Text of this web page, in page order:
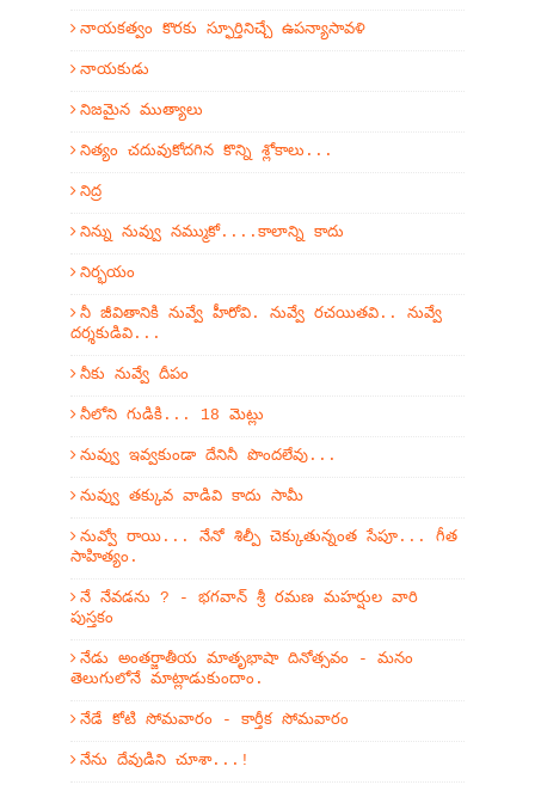
నాయకత్వం కొరకు స్ఫూర్తినిచ్చే ఉపన్యాసావళి
నాయకుడు
నిజమైన ముత్యాలు
నిత్యం చదువుకోదగిన కొన్ని శ్లోకాలు...
నిద్ర
నిన్ను నువ్వు నమ్ముకో....కాలాన్ని కాదు
నిర్భయం
నీ జీవితానికి నువ్వే హీరోవి. నువ్వే రచయితవి.. నువ్వే
దర్శకుడివి...
నీకు నువ్వే దీపం
నీలోని గుడికి... 18 మెట్లు
నువ్వు ఇవ్వకుండా దేనినీ పొందలేవు...
నువ్వు తక్కువ వాడివి కాదు సామీ
నువ్వో రాయి... నేనో శిల్పీ చెక్కుతున్నంత సేపూ... గీత
సాహిత్యం.
నే నేవడను ? - భగవాన్ శ్రీ రమణ మహర్షుల వారి
పుస్తకం
నేడు అంతర్జాతీయ మాతృభాషా దినోత్సవం - మనం
తెలుగులోనే మాట్లాడుకుందాం.
నేడే కోటి సోమవారం - కార్తీక సోమవారం
నేను దేవుడిని చూశా...!